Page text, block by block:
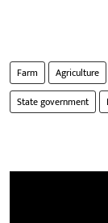
Farm Agriculture
State government